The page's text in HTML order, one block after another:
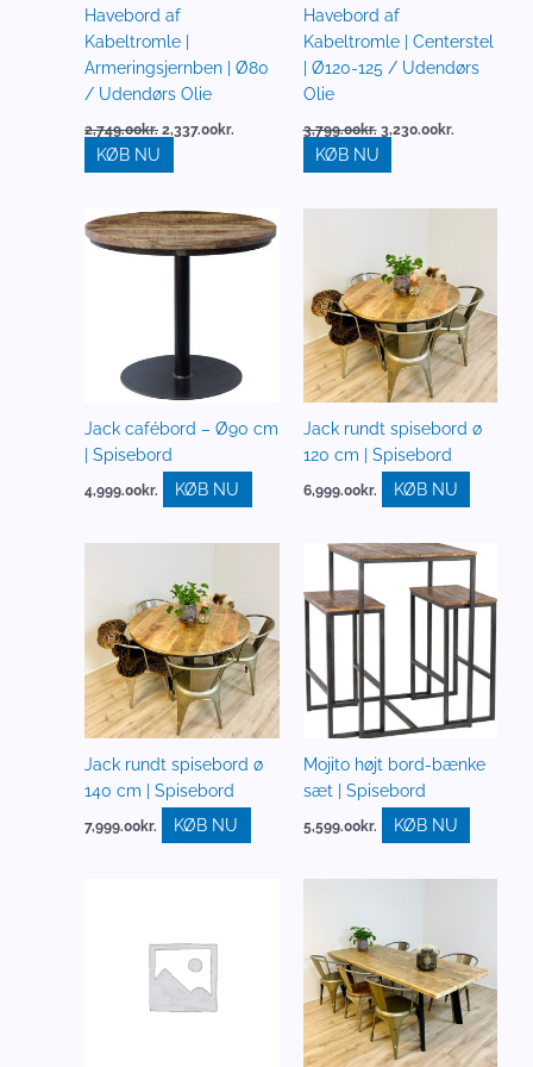
Havebord af
Kabeltromle |
Armeringsjernben | Ø80
/ Udendørs Olie
2,749.00kr. 2,337.00kr.
KØB NU
Havebord af
Kabeltromle | Centerstel
| Ø120-125 / Udendørs
Olie
3,799.00kr. 3,230.00kr.
KØB NU
Jack cafébord – Ø90 cm
| Spisebord
4,999.00kr. KØB NU
Jack rundt spisebord ø
120 cm | Spisebord
6,999.00kr. KØB NU
Jack rundt spisebord ø
140 cm | Spisebord
7,999.00kr. KØB NU
Mojito højt bord-bænke
sæt | Spisebord
5,599.00kr. KØB NU